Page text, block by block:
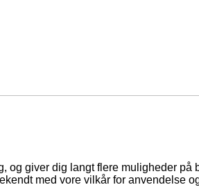
giver dig langt flere muligheder
med vore vilkår for anvendelse